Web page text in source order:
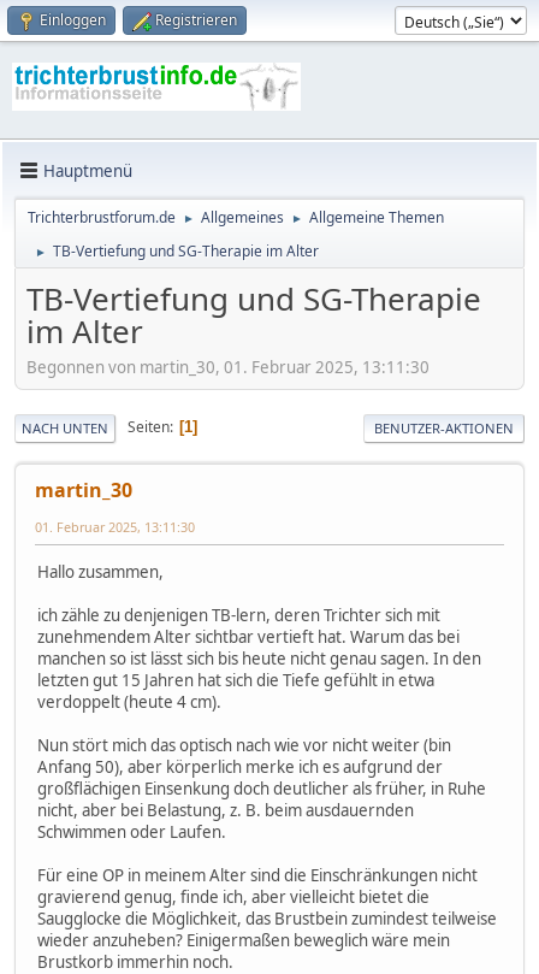
Einloggen Registrieren
Hauptmenü
Trichterbrustforum.de ► Allgemeines ► Allgemeine Themen
► TB-Vertiefung und SG-Therapie im Alter
TB-Vertiefung und SG-Therapie
im Alter
Begonnen von martin_30, 01. Februar 2025, 13:11:30
NACH UNTEN Seiten 1 BENUTZER-AKTIONEN
martin_30
01. Februar 2025, 13:11:30
Hallo zusammen,
ich zähle zu denjenigen TB-lern, deren Trichter sich mit
zunehmendem Alter sichtbar vertieft hat. Warum das bei
manchen so ist lässt sich bis heute nicht genau sagen. In den
letzten gut 15 Jahren hat sich die Tiefe gefühlt in etwa
verdoppelt (heute 4 cm).
Nun stört mich das optisch nach wie vor nicht weiter (bin
Anfang 50), aber körperlich merke ich es aufgrund der
großflächigen Einsenkung doch deutlicher als früher, in Ruhe
nicht, aber bei Belastung, z. B. beim ausdauernden
Schwimmen oder Laufen.
Für eine OP in meinem Alter sind die Einschränkungen nicht
gravierend genug, finde ich, aber vielleicht bietet die
Saugglocke die Möglichkeit, das Brustbein zumindest teilweise
wieder anzuheben? Einigermaßen beweglich wäre mein
Brustkorb immerhin noch.